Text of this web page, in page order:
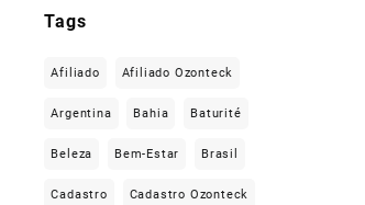
Tags
Afiliado Afiliado Ozonteck
Argentina Bahia Baturité
Beleza Bem-Estar Brasil
Cadastro Cadastro Ozonteck